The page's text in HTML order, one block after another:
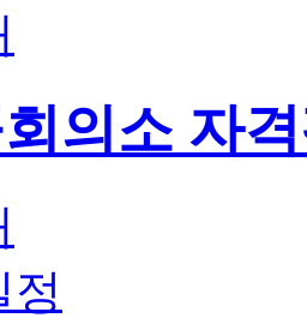
의소 자
정